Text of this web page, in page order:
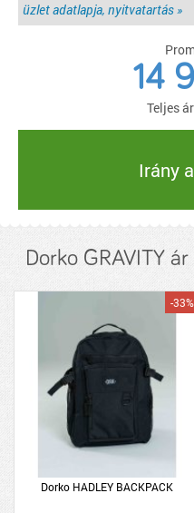
üzlet adatlapja, nyitvatartás »
14
Teljes
Irány
Dorko GRAVITY
Dorko HADLEY BACKPACK
-33%